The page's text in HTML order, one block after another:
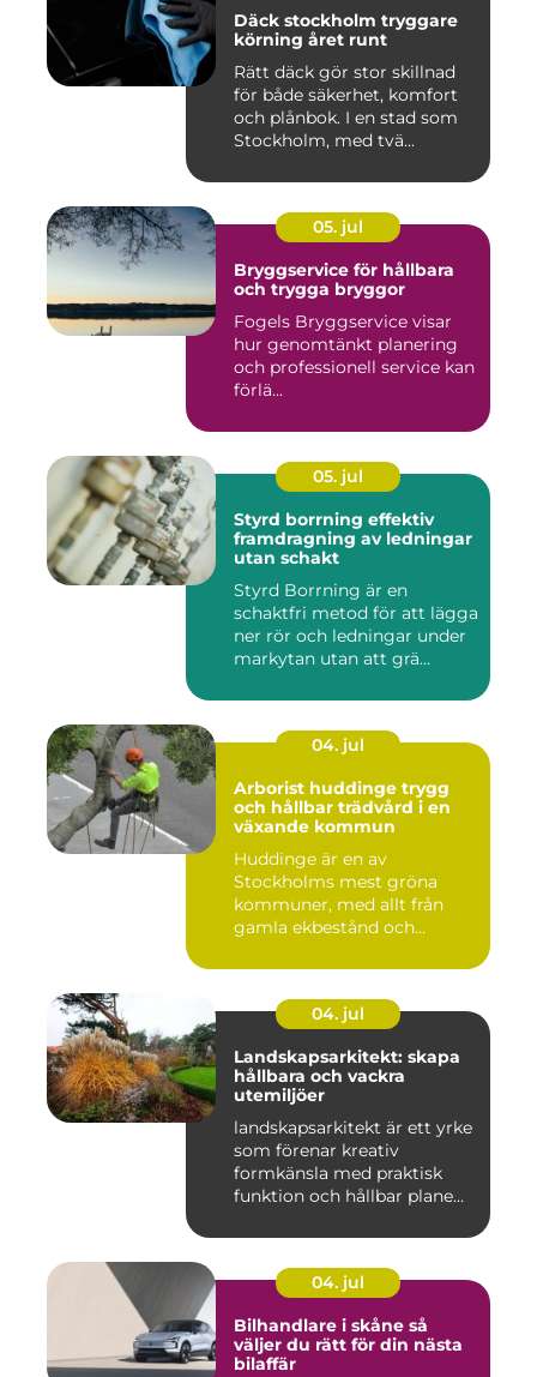
Däck stockholm tryggare
körning året runt
Rätt däck gör stor skillnad
för både säkerhet, komfort
och plånbok. I en stad som
Stockholm, med tvä...
05. jul
Bryggservice för hållbara
och trygga bryggor
Fogels Bryggservice visar
hur genomtänkt planering
och professionell service kan
förlä...
05. jul
Styrd borrning effektiv
framdragning av ledningar
utan schakt
Styrd Borrning är en
schaktfri metod för att lägga
ner rör och ledningar under
markytan utan att grä...
04. jul
Arborist huddinge trygg
och hållbar trädvård i en
växande kommun
Huddinge är en av
Stockholms mest gröna
kommuner, med allt från
gamla ekbestånd och
04. jul
Landskapsarkitekt: skapa
hållbara och vackra
utemiljöer
landskapsarkitekt är ett yrke
som förenar kreativ
formkänsla med praktisk
funktion och hållbar plane...
04. jul
Bilhandlare i skåne så
väljer du rätt för din nästa
bilaffär